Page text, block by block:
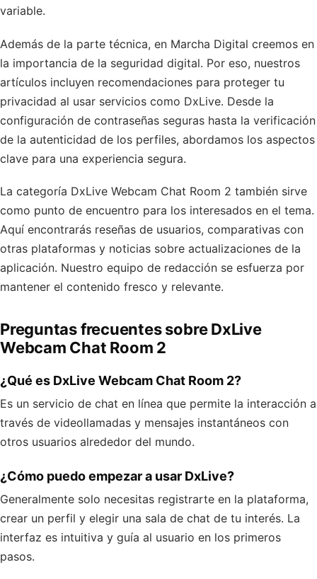
variable.
Además de la parte técnica, en Marcha Digital creemos en
la importancia de la seguridad digital. Por eso, nuestros
artículos incluyen recomendaciones para proteger tu
privacidad al usar servicios como DxLive. Desde la
configuración de contraseñas seguras hasta la verificación
de la autenticidad de los perfiles, abordamos los aspectos
clave para una experiencia segura.
La categoría DxLive Webcam Chat Room 2 también sirve
como punto de encuentro para los interesados en el tema.
Aquí encontrarás reseñas de usuarios, comparativas con
otras plataformas y noticias sobre actualizaciones de la
aplicación. Nuestro equipo de redacción se esfuerza por
mantener el contenido fresco y relevante.
Preguntas frecuentes sobre DxLive
Webcam Chat Room 2
¿Qué es DxLive Webcam Chat Room 2?
Es un servicio de chat en línea que permite la interacción a
través de videollamadas y mensajes instantáneos con
otros usuarios alrededor del mundo.
¿Cómo puedo empezar a usar DxLive?
Generalmente solo necesitas registrarte en la plataforma,
crear un perfil y elegir una sala de chat de tu interés. La
interfaz es intuitiva y guía al usuario en los primeros
pasos.